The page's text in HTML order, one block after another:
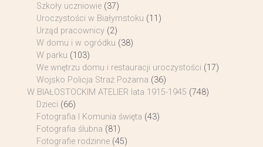
Szkoły uczniowie (37)
Uroczystości w Białymstoku (11)
Urząd pracownicy (2)
W domu i w ogródku (38)
W parku (103)
We wnętrzu domu i restauracji uroczystości (17)
Wojsko Policja Straż Pożarna (36)
W BIAŁOSTOCKIM ATELIER lata 1915-1945 (748)
Dzieci (66)
Fotografia I Komunia święta (43)
Fotografia ślubna (81)
Fotografie rodzinne (45)